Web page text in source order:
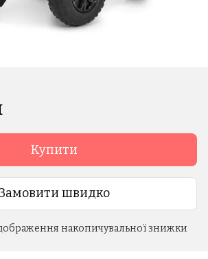
Купити
швидко
накопичувальної знижки